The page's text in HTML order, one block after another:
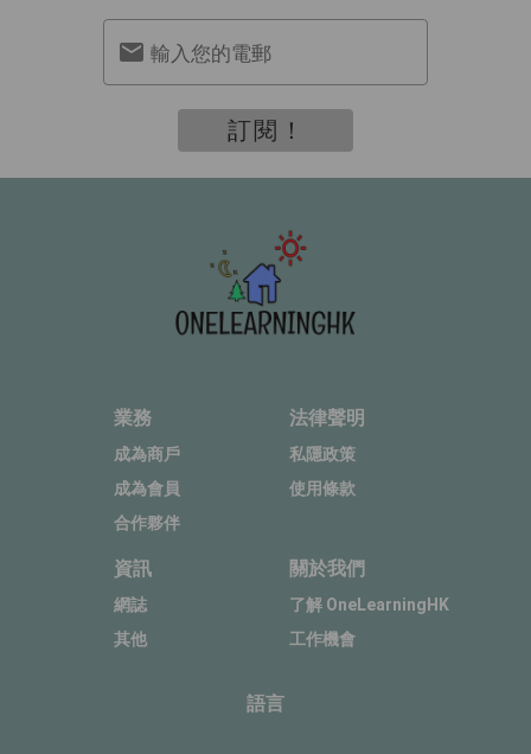
輸入您的電郵
訂閱！
業務
成為商戶
成為會員
合作夥伴
法律聲明
私隱政策
使用條款
資訊
網誌
其他
關於我們
了解 OneLearningHK
工作機會
語言